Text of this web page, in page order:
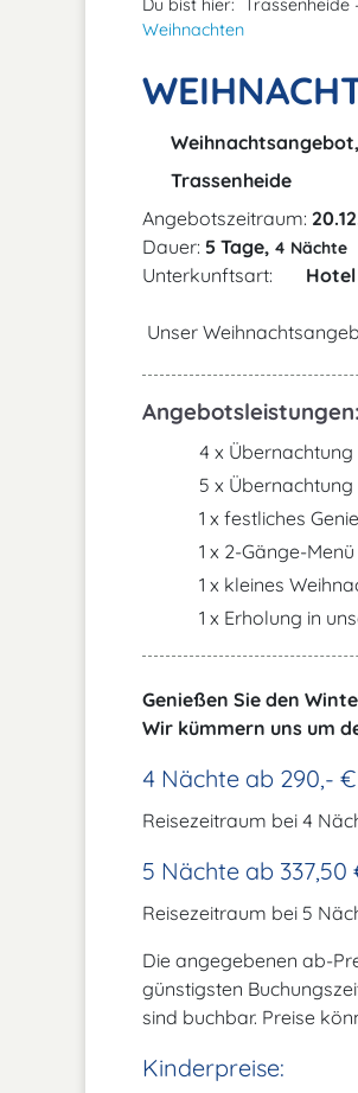
Du bist hier: Trassenheide
Weihnachten
Trassenheide
Angebotszeitraum:
Dauer: 5 Tage, 4 Nächte
Unterkunftsart: Hotel
Unser
Angebotsleistungen:
4 x
5 x
1 x festliches
1 x 2-Gänge-
1 x kleines
1 x Erholung in
Genießen Sie den
Wir kümmern uns um
4 Nächte ab 290,-
Reisezeitraum bei 4
5 Nächte ab
Reisezeitraum bei 5
Die angegebenen ab-
günstigsten
sind buchbar. Preise
Kinderpreise: